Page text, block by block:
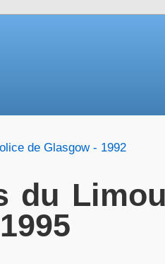
de Glasgow - 1992
du